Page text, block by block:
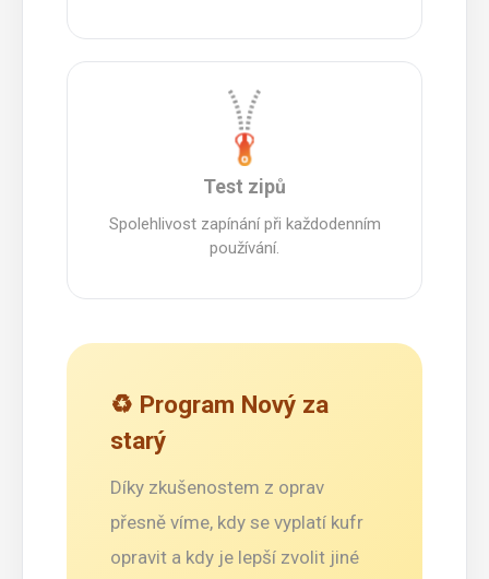
Test zipů
Spolehlivost zapínání při každodenním
používání.
♻️ Program Nový za
starý
Díky zkušenostem z oprav
přesně víme, kdy se vyplatí kufr
opravit a kdy je lepší zvolit jiné